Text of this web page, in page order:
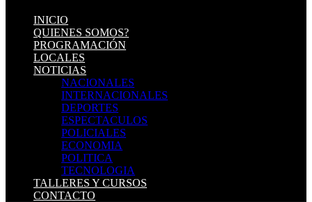
INICIO
QUIENES SOMOS?
PROGRAMACIÓN
LOCALES
NOTICIAS
NACIONALES
INTERNACIONALES
DEPORTES
ESPECTACULOS
POLICIALES
ECONOMIA
POLITICA
TECNOLOGIA
TALLERES Y CURSOS
CONTACTO